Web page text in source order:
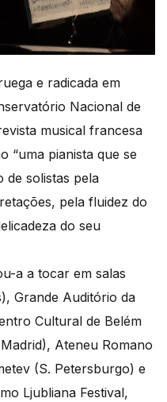
e radicada em
Nacional de
musical francesa
“uma pianista que se
de solistas pela
pela fluidez do
do seu
a a tocar em salas
Grande Auditório da
Cultural de Belém
Ateneu Romano
(S. Petersburgo) e
Ljubliana Festival,